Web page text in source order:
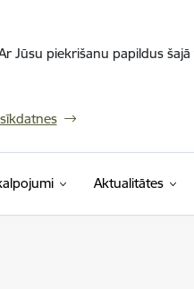
Jūsu piekrišanu papildus
Aktualitātes